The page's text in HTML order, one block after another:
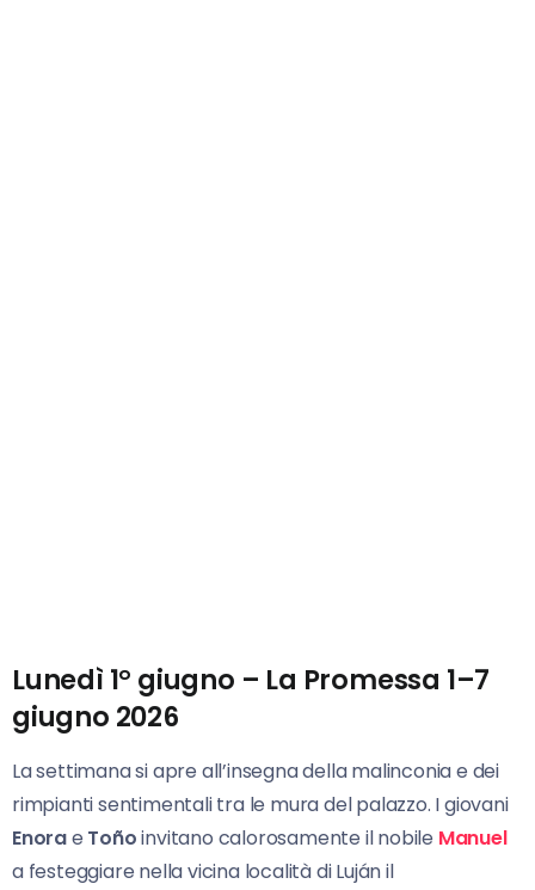
Lunedì 1° giugno – La Promessa 1–7
giugno 2026
La settimana si apre all’insegna della malinconia e dei
rimpianti sentimentali tra le mura del palazzo. I giovani
Enorae Toñoinvitano calorosamente il nobile Manuel
a festeggiare nella vicina località di Luján il